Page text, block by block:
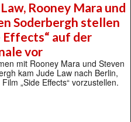
Rooney Mara und
Soderbergh stellen
Effects“ auf der
vor
mit Rooney Mara und Steven
kam Jude Law nach Berlin,
„Side Effects“ vorzustellen.